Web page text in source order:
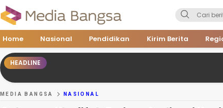
Media Bangsa
Portal Berita Nasional Terpercaya
Home Nasional Pendidikan Kirim Berita
HEADLINE
MEDIA BANGSA NASIONAL